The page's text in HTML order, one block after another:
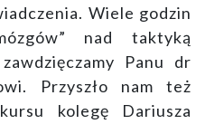
Wiele godzin
nad taktyką
Panu dr
Przyszło nam też
kolegę Dariusza